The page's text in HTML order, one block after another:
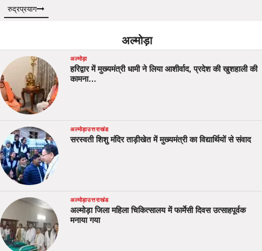
रुद्रप्रयाग
अल्मोड़ा
अल्मोड़ा
हरिद्वार में मुख्यमंत्री धामी ने लिया आशीर्वाद, प्रदेश की खुशहाली की
कामना…
अल्मोड़ाउत्तराखंड
सरस्वती शिशु मंदिर ताड़ीखेत में मुख्यमंत्री का विद्यार्थियों से संवाद
अल्मोड़ाउत्तराखंड
अल्मोड़ा जिला महिला चिकित्सालय में फार्मेसी दिवस उत्साहपूर्वक
मनाया गया